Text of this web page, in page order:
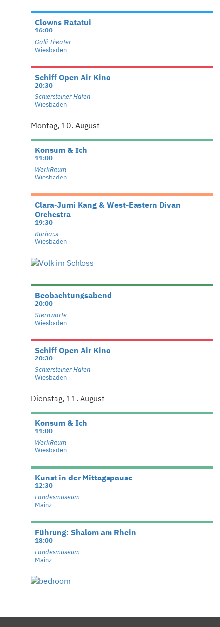
Clowns Ratatui
16:00
Galli Theater
Wiesbaden
Schiff Open Air Kino
20:30
Schiersteiner Hafen
Wiesbaden
Montag, 10. August
Konsum & Ich
11:00
WerkRaum
Wiesbaden
Clara-Jumi Kang & West-Eastern Divan
Orchestra
19:30
Kurhaus
Wiesbaden
Beobachtungsabend
20:00
Sternwarte
Wiesbaden
Schiff Open Air Kino
20:30
Schiersteiner Hafen
Wiesbaden
Dienstag, 11. August
Konsum & Ich
11:00
WerkRaum
Wiesbaden
Kunst in der Mittagspause
12:30
Landesmuseum
Mainz
Führung: Shalom am Rhein
18:00
Landesmuseum
Mainz